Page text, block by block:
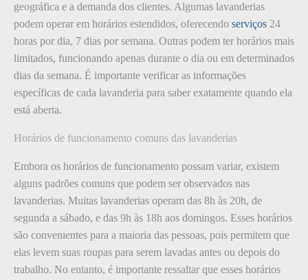
geográfica e a demanda dos clientes. Algumas lavanderias
podem operar em horários estendidos, oferecendo serviços 24
horas por dia, 7 dias por semana. Outras podem ter horários mais
limitados, funcionando apenas durante o dia ou em determinados
dias da semana. É importante verificar as informações
específicas de cada lavanderia para saber exatamente quando ela
está aberta.
Horários de funcionamento comuns das lavanderias
Embora os horários de funcionamento possam variar, existem
alguns padrões comuns que podem ser observados nas
lavanderias. Muitas lavanderias operam das 8h às 20h, de
segunda a sábado, e das 9h às 18h aos domingos. Esses horários
são convenientes para a maioria das pessoas, pois permitem que
elas levem suas roupas para serem lavadas antes ou depois do
trabalho. No entanto, é importante ressaltar que esses horários